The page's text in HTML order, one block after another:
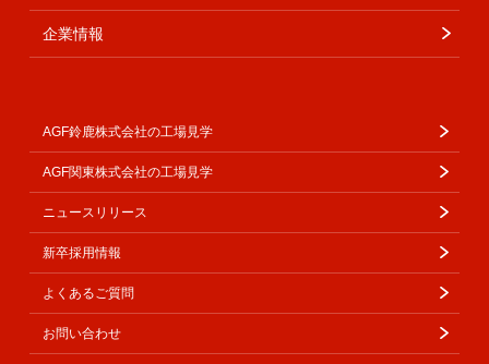
企業情報
AGF鈴鹿株式会社の工場見学
AGF関東株式会社の工場見学
ニュースリリース
新卒採用情報
よくあるご質問
お問い合わせ